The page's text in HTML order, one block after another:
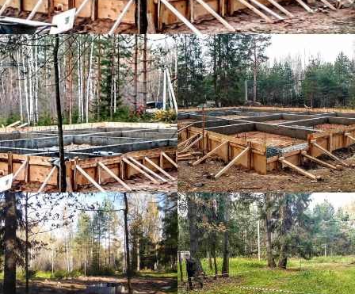
Разработка сайта
Политика конфиденциальности
© ИП Евстигнеев Валентин Анатольевич,2026